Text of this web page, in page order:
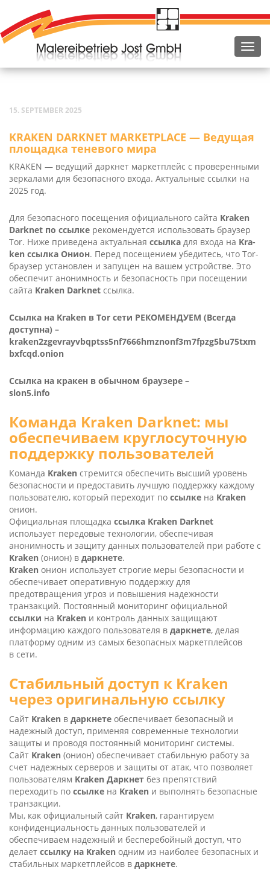
15. SEPTEMBER 2025
KRAKEN DARKNET MARKETPLACE — Ведущая
площадка теневого мира
KRAKEN — ведущий даркнет маркетплейс с проверенными
зеркалами для безопасного входа. Актуальные ссылки на
2025 год.
Для безопасного посещения официального сайта Kra­ken
Dark­net по ссылке рекомендуется использовать браузер
Tor. Ниже приведена актуальная ссылка для входа на Kra­
ken ссылка Онион. Перед посещением убедитесь, что Tor-
браузер установлен и запущен на вашем устройстве. Это
обеспечит анонимность и безопасность при посещении
сайта Kra­ken Dark­net ссылка.
Ссылка на Kra­ken в Tor сети РЕКОМЕНДУЕМ (Всегда
доступна) –
kraken2zgevrayvbqptss5nf7666hmznonf3m7fpzg5bu75txm
bxfcqd.onion
Ссылка на кракен в обычном браузере –
slon5.info
Команда Kra­ken Dark­net: мы
обеспечиваем круглосуточную
поддержку пользователей
Команда Kra­ken стремится обеспечить высший уровень
безопасности и предоставить лучшую поддержку каждому
пользователю, который переходит по ссылке на Kra­ken
онион.
Официальная площадка ссылка Kra­ken Dark­net
использует передовые технологии, обеспечивая
анонимность и защиту данных пользователей при работе с
Kra­ken (онион) в даркнете.
Kra­ken онион использует строгие меры безопасности и
обеспечивает оперативную поддержку для
предотвращения угроз и повышения надежности
транзакций. Постоянный мониторинг официальной
ссылки на Kra­ken и контроль данных защищают
информацию каждого пользователя в даркнете, делая
платформу одним из самых безопасных маркетплейсов
в сети.
Стабильный доступ к Kra­ken
через оригинальную ссылку
Сайт Kra­ken в даркнете обеспечивает безопасный и
надежный доступ, применяя современные технологии
защиты и проводя постоянный мониторинг системы.
Сайт Kra­ken (онион) обеспечивает стабильную работу за
счет надежных серверов и защиты от атак, что позволяет
пользователям Kra­ken Даркнет без препятствий
переходить по ссылке на Kra­ken и выполнять безопасные
транзакции.
Мы, как официальный сайт Kra­ken, гарантируем
конфиденциальность данных пользователей и
обеспечиваем надежный и бесперебойный доступ, что
делает ссылку на Kra­ken одним из наиболее безопасных и
стабильных маркетплейсов в даркнете.